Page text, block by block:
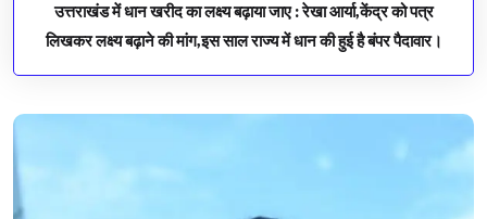
उत्तराखंड में धान खरीद का लक्ष्य बढ़ाया जाए : रेखा आर्या,केंद्र को पत्र
लिखकर लक्ष्य बढ़ाने की मांग,इस साल राज्य में धान की हुई है बंपर पैदावार।